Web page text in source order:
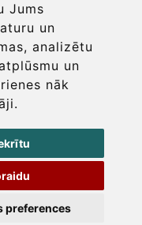
Jums
un
analizētu
un
nāk
preferences
STRIPE